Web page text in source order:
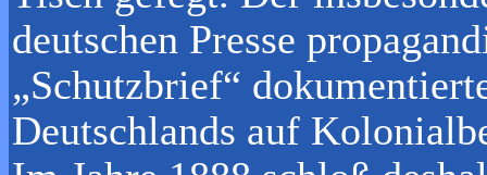
deutschen Presse
„Schutzbrief“
Deutschlands auf